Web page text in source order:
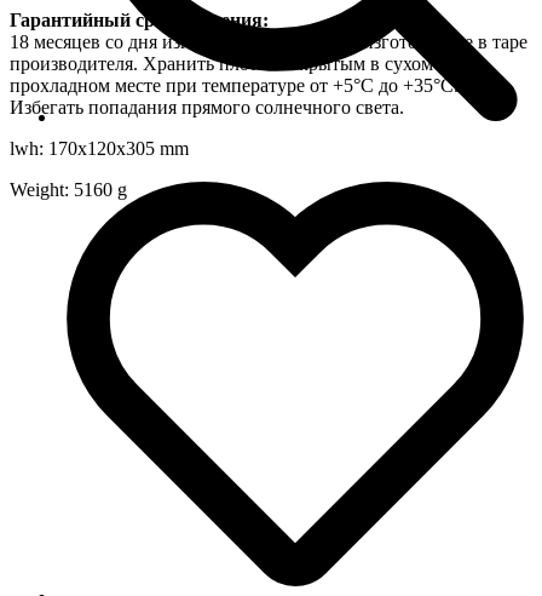
Гарантийный срок хранения:
18 месяцев со дня изготовления на заводе-изготовителе в таре
производителя. Хранить плотно закрытым в сухом
прохладном месте при температуре от +5°С до +35°С.
Избегать попадания прямого солнечного света.
lwh: 170x120x305 mm
Weight: 5160 g